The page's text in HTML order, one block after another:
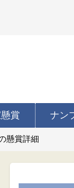
賞 ナン
懸賞詳細